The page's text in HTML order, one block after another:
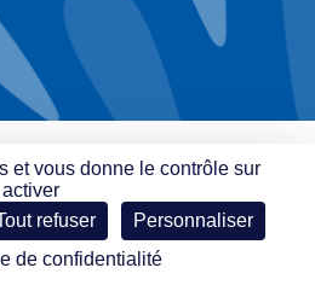
et vous donne le contrôle sur
refuser
Personnaliser
de confidentialité